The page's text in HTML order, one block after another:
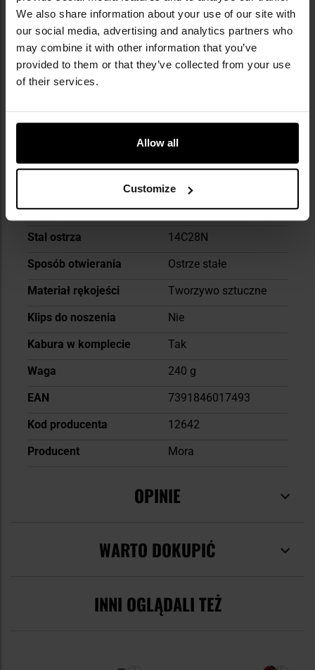
We also share information about your use of our site with
our social media, advertising and analytics partners who
may combine it with other information that you’ve
provided to them or that they’ve collected from your use
of their services.
Allow all
Customize
109 mm
Grubość głowni
3.2 mm
Profil głowni
Ostrze stałe
Długość całkowita
229 mm
Stal ostrza
14C28N
Sposób otwierania
Ostrze stałe
Materiał rękojeści
Tworzywo sztuczne
Klips do noszenia
Nie
Kabura w komplecie
Tak
Waga
240 g
EAN
7391846017493
Kod producenta
12642
Producent
Mora
OPINIE
WARTO DOKUPIĆ
INNI OGLĄDALI TEŻ